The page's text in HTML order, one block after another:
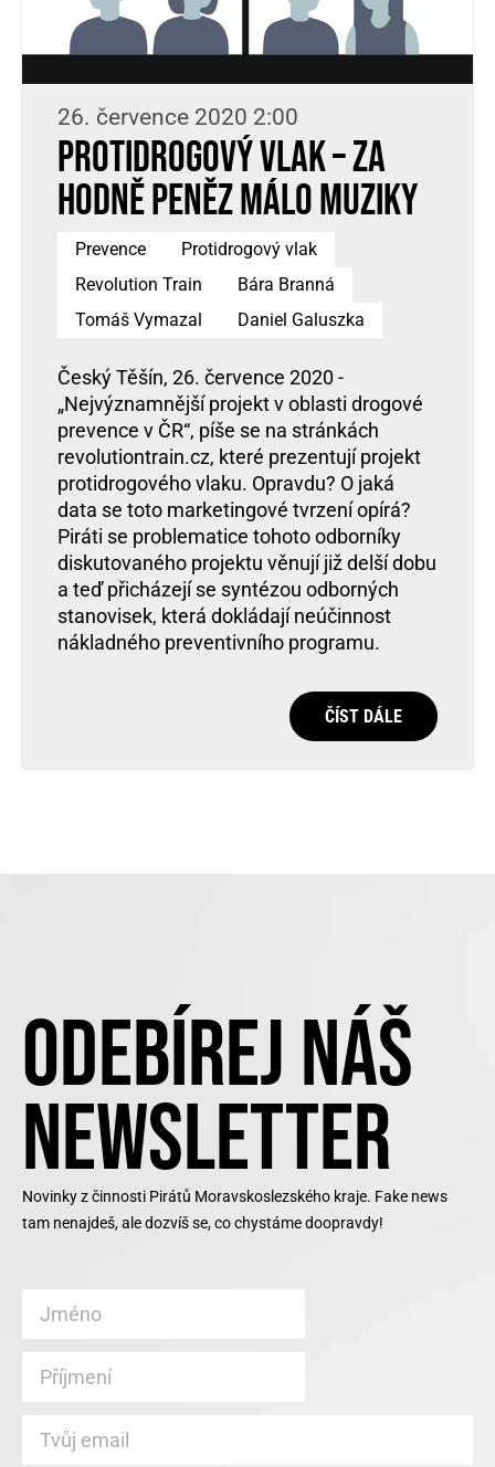
26. července 2020 2:00
Protidrogový vlak – za
hodně peněz málo muziky
Prevence
Protidrogový vlak
Revolution Train
Bára Branná
Tomáš Vymazal
Daniel Galuszka
Český Těšín, 26. července 2020 -
„Nejvýznamnější projekt v oblasti drogové
prevence v ČR“, píše se na stránkách
revolutiontrain.cz, které prezentují projekt
protidrogového vlaku. Opravdu? O jaká
data se toto marketingové tvrzení opírá?
Piráti se problematice tohoto odborníky
diskutovaného projektu věnují již delší dobu
a teď přicházejí se syntézou odborných
stanovisek, která dokládají neúčinnost
nákladného preventivního programu.
ČÍST DÁLE
ODEBÍREJ NÁŠ
NEWSLETTER
Novinky z činnosti Pirátů Moravskoslezského kraje. Fake news
tam nenajdeš, ale dozvíš se, co chystáme doopravdy!